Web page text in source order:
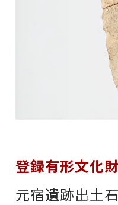
登録有形文化財
元宿遺跡出土